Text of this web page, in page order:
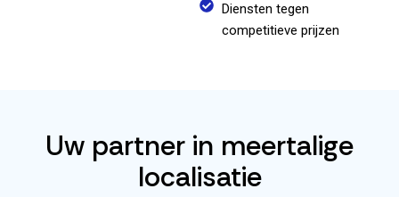
Diensten tegen
competitieve prijzen
Uw partner in meertalige
localisatie